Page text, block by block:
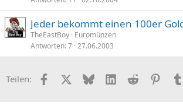
Jeder bekommt einen 100er
TheEastBoy Euromünzen
Antworten 7 27.06.2003
Teilen: FacebookX (Twitter)
BlueskyLinkedIn
Reddit